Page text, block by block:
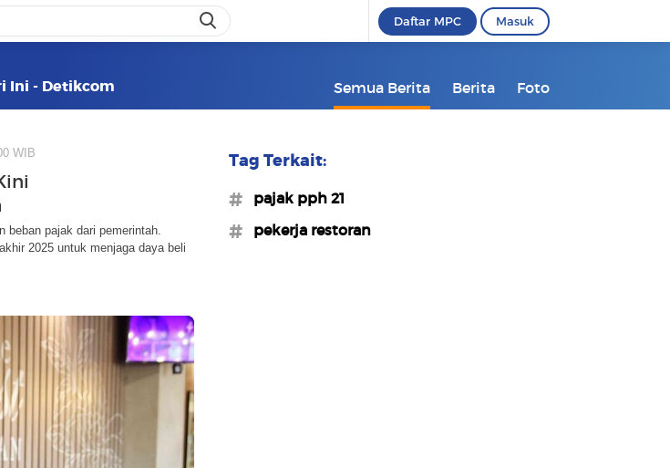
Daftar MPC Masuk
Ini - Detikcom Semua Berita Berita Foto
WIB
beban pajak dari pemerintah.
2025 untuk menjaga daya beli
Tag Terkait:
#pajak pph 21
#pekerja restoran